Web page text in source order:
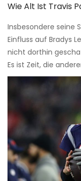
Wie Alt Ist Travis
Insbesondere seine
Einfluss auf Bradys
nicht dorthin
Es ist Zeit, die